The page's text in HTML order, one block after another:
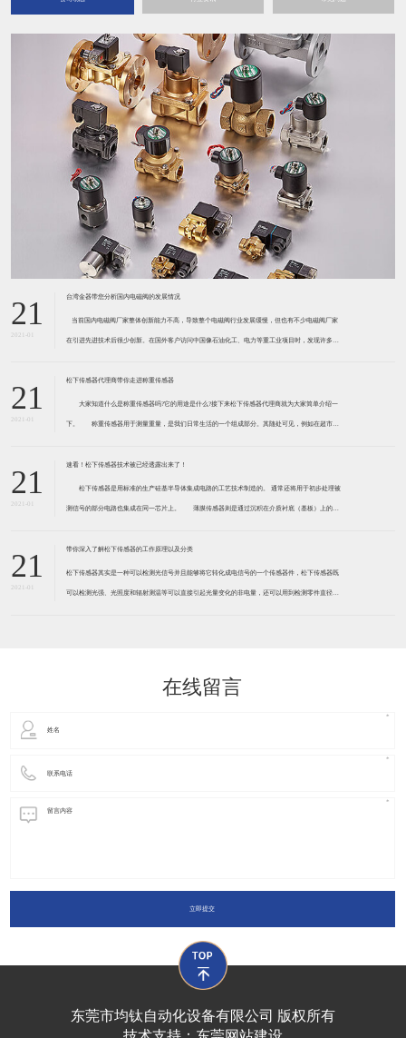
21
2021-01
台湾金器带您分析国内电磁阀的发展情况
​ 当前国内电磁阀厂家整体创新能力不高，导致整个电磁阀行业发展缓慢，但也有不少电磁阀厂家
在引进先进技术后很少创新。在国外客户访问中国像石油化工、电力等重工业项目时，发现许多项
21
2021-01
松下传感器代理商带你走进称重传感器
大家知道什么是称重传感器吗?它的用途是什么?接下来松下传感器代理商就为大家简单介绍一
下。 称重传感器用于测量重量，是我们日常生活的一个组成部分。其随处可见，例如在超市柜
带有应变片的弹性体组成。弹性体通常由钢
21
2021-01
速看！松下传感器技术被已经透露出来了！
松下传感器是用标准的生产硅基半导体集成电路的工艺技术制造的。 通常还将用于初步处理被
测信号的部分电路也集成在同一芯片上。 薄膜传感器则是通过沉积在介质衬底（基板）上的，
器是利用相应材料的浆料，涂覆在陶瓷基片上
21
2021-01
带你深入了解松下传感器的工作原理以及分类
松下传感器其实是一种可以检测光信号并且能够将它转化成电信号的一个传感器件，松下传感器既
可以检测光强、光照度和辐射测温等可以直接引起光量变化的非电量，还可以用到检测零件直径、
在线留言
立即提交
东莞市均钛自动化设备有限公司 版权所有